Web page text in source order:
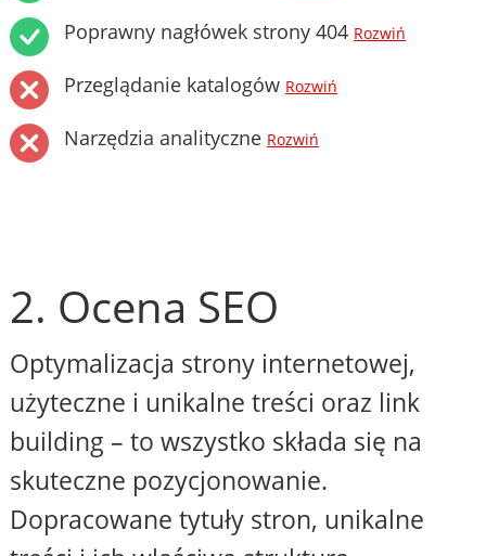
Poprawny nagłówek strony 404 Rozwiń
Przeglądanie katalogów Rozwiń
Narzędzia analityczne Rozwiń
2. Ocena SEO
Optymalizacja strony internetowej,
użyteczne i unikalne treści oraz link
building – to wszystko składa się na
skuteczne pozycjonowanie.
Dopracowane tytuły stron, unikalne